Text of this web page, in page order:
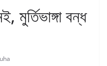
মুর্তিভাঙ্গা বন্ধ